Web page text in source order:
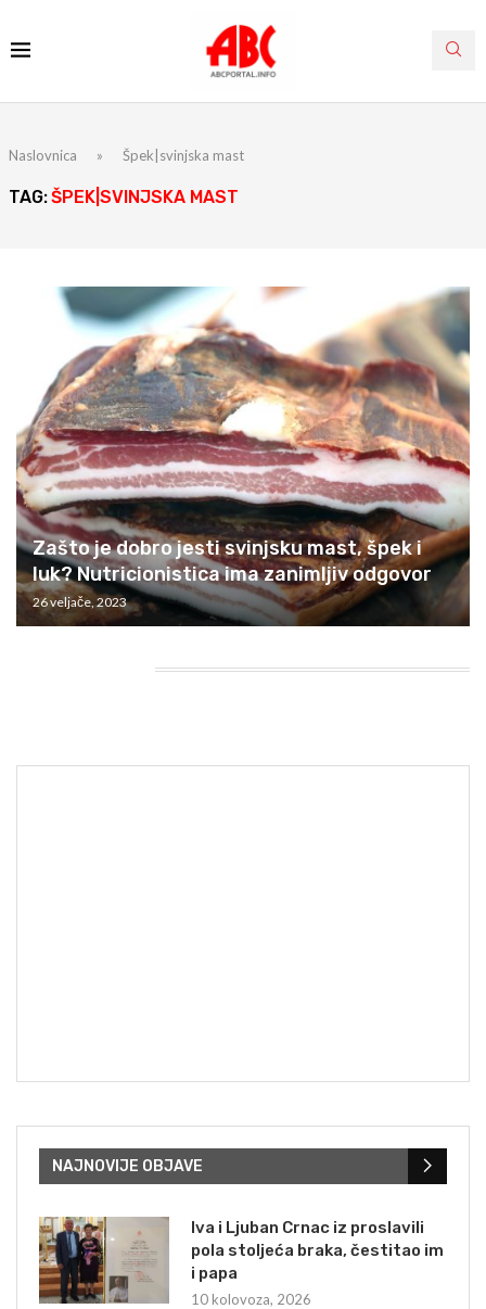
Naslovnica » Špek|svinjska mast
TAG:ŠPEK|SVINJSKA MAST
Zašto je dobro jesti svinjsku mast, špek i
luk? Nutricionistica ima zanimljiv odgovor
26 veljače, 2023
NAJNOVIJE OBJAVE
Iva i Ljuban Crnac iz proslavili
pola stoljeća braka, čestitao im
i papa
10 kolovoza, 2026